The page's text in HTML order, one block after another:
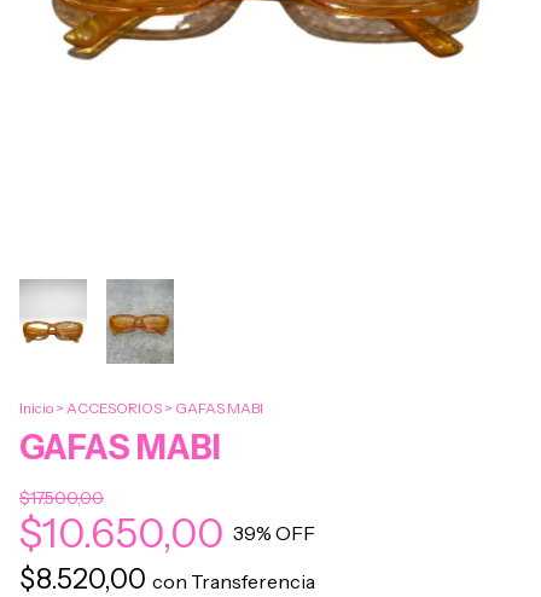
Inicio > ACCESORIOS > GAFAS MABI
GAFAS MABI
$17.500,00
$10.650,00 39% OFF
$8.520,00 con Transferencia